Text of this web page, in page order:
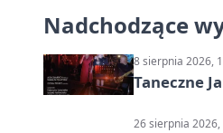
Nadchodzące
8 sierpnia 2026,
Taneczne
26 sierpnia 2026,